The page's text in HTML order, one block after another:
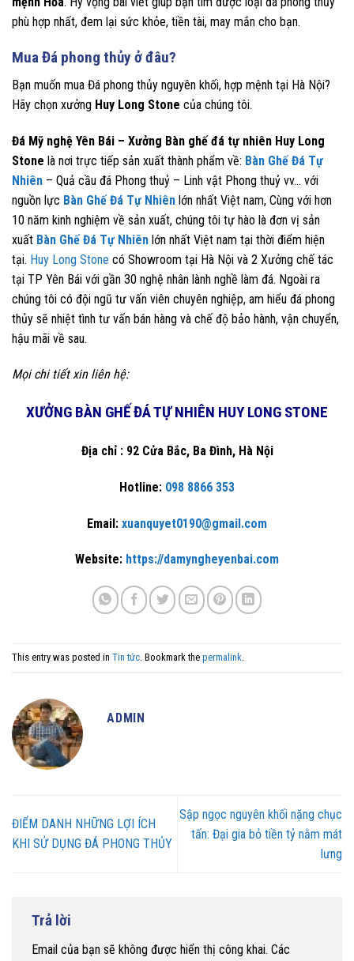
phù hợp nhất, đem lại sức khỏe, tiền tài, may mắn cho bạn.
Mua Đá phong thủy ở đâu?
Bạn muốn mua Đá phong thủy nguyên khối, hợp mệnh tại Hà Nội?
Hãy chọn xưởng Huy Long Stone của chúng tôi.
Đá Mỹ nghệ Yên Bái – Xưởng Bàn ghế đá tự nhiên Huy Long
Stone là nơi trực tiếp sản xuất thành phẩm về: Bàn Ghế Đá Tự
Nhiên – Quả cầu đá Phong thuỷ – Linh vật Phong thuỷ vv… với
nguồn lực Bàn Ghế Đá Tự Nhiên lớn nhất Việt nam, Cùng với hơn
10 năm kinh nghiệm về sản xuất, chúng tôi tự hào là đơn vị sản
xuất Bàn Ghế Đá Tự Nhiên lớn nhất Việt nam tại thời điểm hiện
tại. Huy Long Stone có Showroom tại Hà Nội và 2 Xưởng chế tác
tại TP Yên Bái với gần 30 nghệ nhân lành nghề làm đá. Ngoài ra
chúng tôi có đội ngũ tư vấn viên chuyên nghiệp, am hiểu đá phong
thủy sẽ nhiệt tình tư vấn bán hàng và chế độ bảo hành, vận chuyển,
hậu mãi về sau.
Mọi chi tiết xin liên hệ:
XƯỞNG BÀN GHẾ ĐÁ TỰ NHIÊN HUY LONG STONE
Địa chỉ : 92 Cửa Bắc, Ba Đình, Hà Nội
Hotline: 098 8866 353
Email: xuanquyet0190@gmail.com
Website: https://damyngheyenbai.com
This entry was posted in Tin tức . Bookmark the permalink
ADMIN
ĐIỂM DANH NHỮNG LỢI ÍCH
KHI SỬ DỤNG ĐÁ PHONG THỦY
Sập ngọc nguyên khối nặng chục
tấn: Đại gia bỏ tiền tỷ nằm mát
lưng
Trả lời
Email của bạn sẽ không được hiển thị công khai. Các